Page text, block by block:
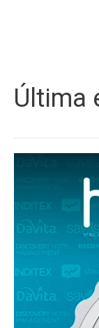
Última